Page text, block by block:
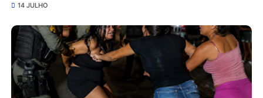
14 JULHO